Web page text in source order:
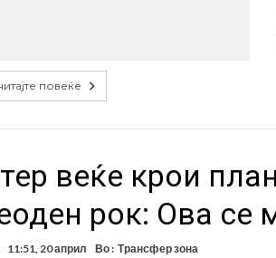
повеќе
веќе крои
рок: Ова се
11:51, 20 април Во : Трансфер зона